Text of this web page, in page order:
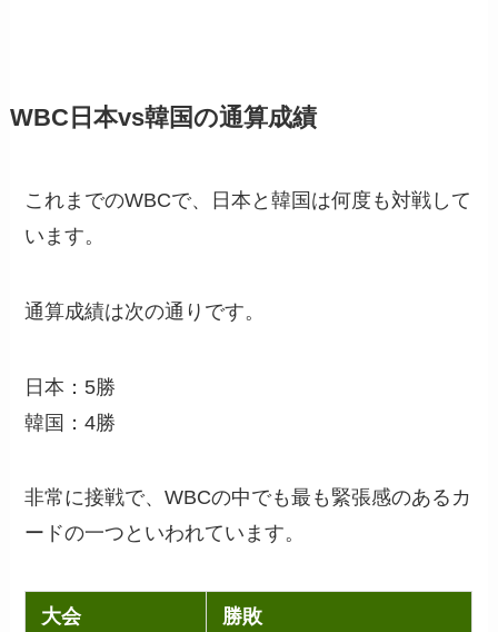
WBC日本vs韓国の通算成績
これまでのWBCで、日本と韓国は何度も対戦して
います。
通算成績は次の通りです。
日本：5勝
韓国：4勝
非常に接戦で、WBCの中でも最も緊張感のあるカ
ードの一つといわれています。
大会 勝敗